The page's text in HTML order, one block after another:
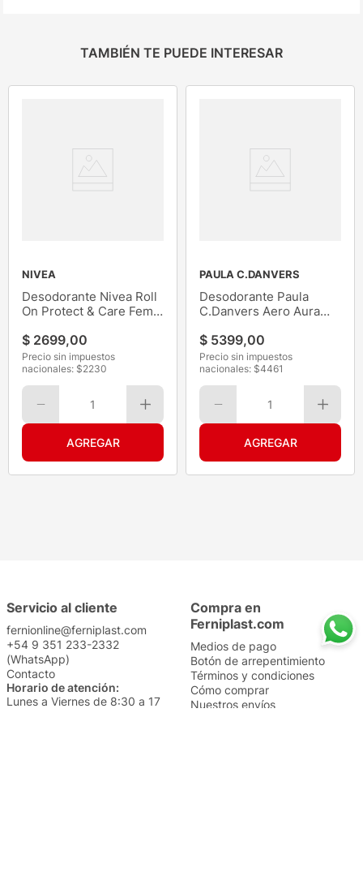
TAMBIÉN TE PUEDE INTERESAR
NIVEA
Desodorante Nivea Roll
On Protect & Care Fem
$ 2699,00
Precio sin impuestos
nacionales: $2230
1
PAULA C.DANVERS
Desodorante Paula
C.Danvers Aero Aura
$ 5399,00
Precio sin impuestos
nacionales: $4461
1
Servicio al cliente
fernionline@ferniplast.com
+54 9 351 233-2332
(WhatsApp)
Contacto
Horario de atención:
Lunes a Viernes de 8:30 a 17
Compra en
Ferniplast.com
Medios de pago
Botón de arrepentimiento
Términos y condiciones
Cómo comprar
Nuestros envíos